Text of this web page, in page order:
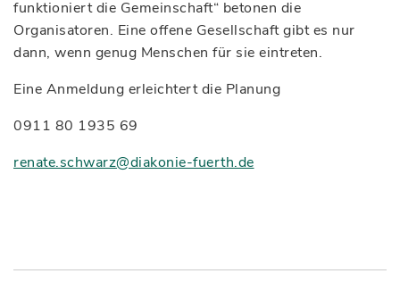
funktioniert die Gemeinschaft“ betonen die
Organisatoren. Eine offene Gesellschaft gibt es nur
dann, wenn genug Menschen für sie eintreten.
Eine Anmeldung erleichtert die Planung
0911 80 1935 69
renate.schwarz@diakonie-fuerth.de